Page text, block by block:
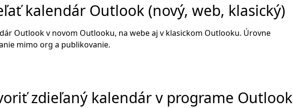
kalendár Outlook (nový, web, klasický)
Outlook v novom Outlooku, na webe aj v klasickom Outlooku. Úrovne
mimo org a publikovanie.
zdieľaný kalendár v programe Outlook